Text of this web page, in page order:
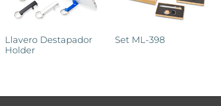
Llavero Destapador
Holder
Set ML-398